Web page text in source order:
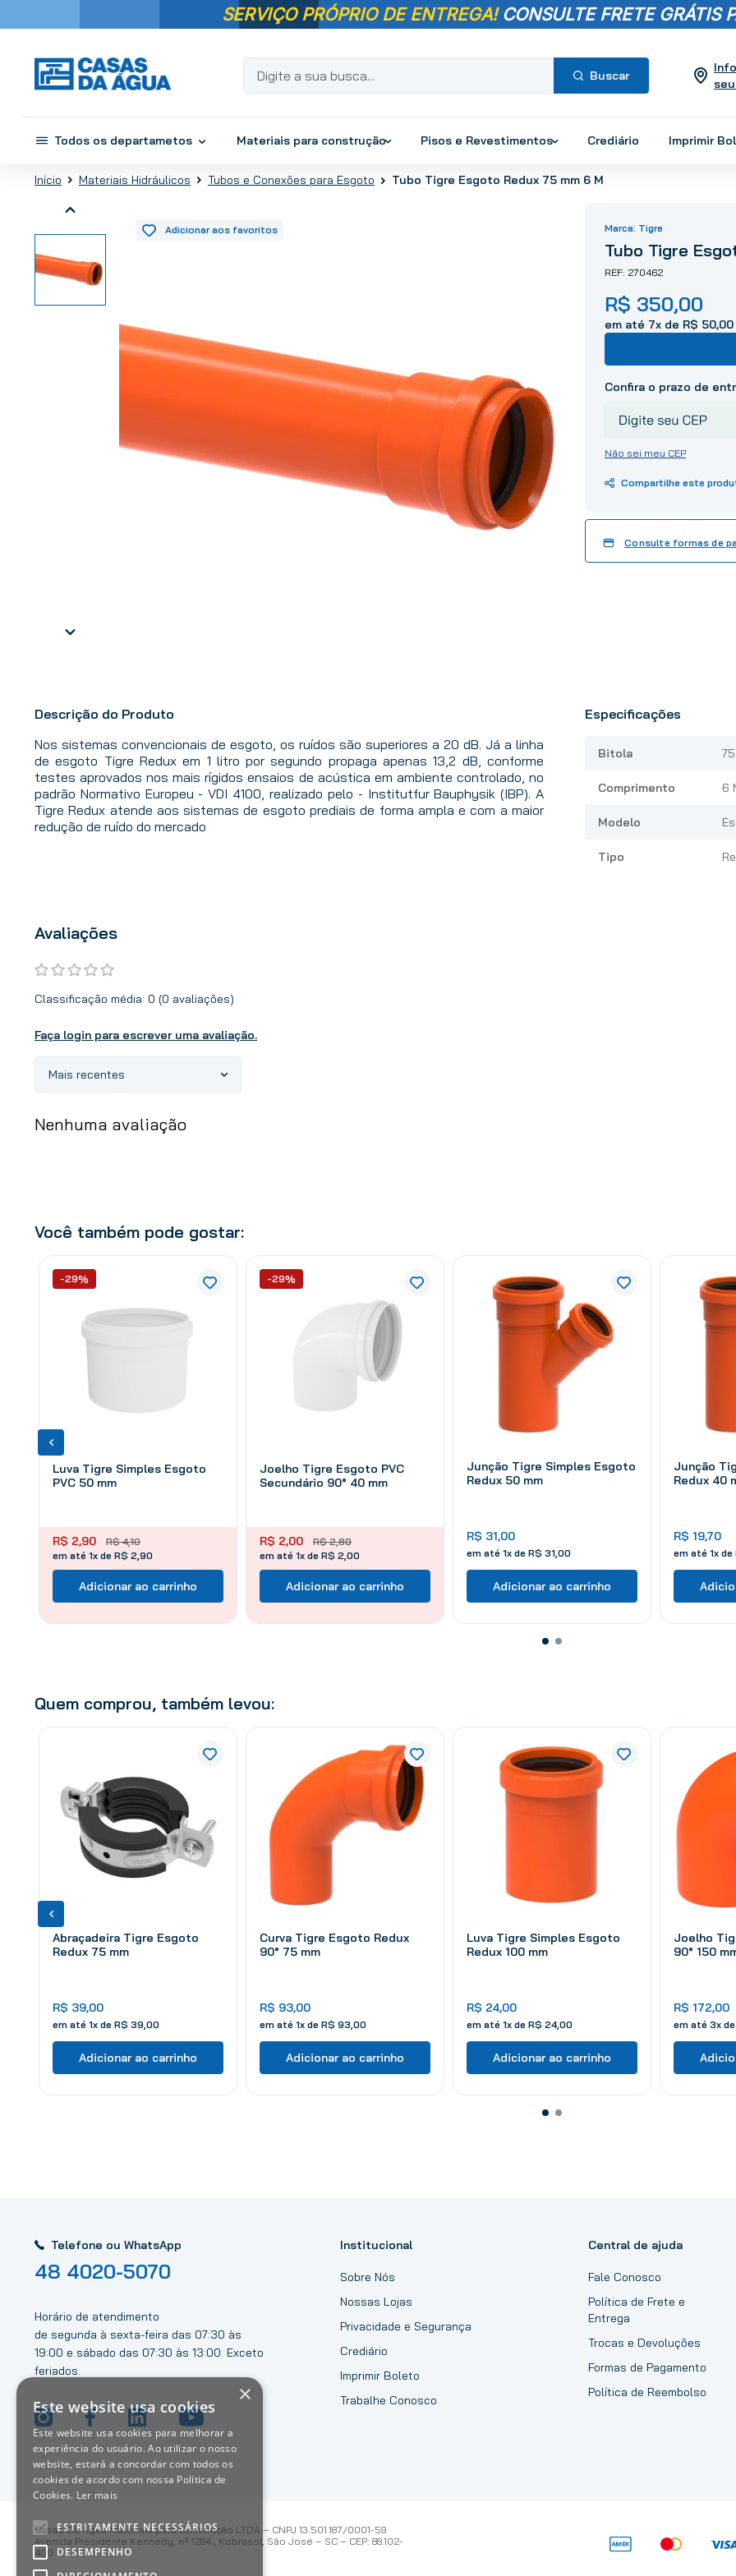
SERVIÇO PRÓPRIO DE ENTREGA! CONSULTE FRETE GRÁTIS
Digite a sua busca...
Todos os departametos Materiais para construção Pisos e Revestimentos Crediário Imprimir
Materiais Hidráulicos Tubos e Conexões para Esgoto Tubo Tigre Esgoto Redux 75 mm 6 M
Tigre
Tubo Tigre
270462
R$ 350,00
em até 7x de R$ 50,00
Não sei meu CEP
Consulte formas de
Descrição do Produto
Nos sistemas convencionais de esgoto, os ruídos são superiores a 20 dB. Já a linha
de esgoto Tigre Redux em 1 litro por segundo propaga apenas 13,2 dB, conforme
testes aprovados nos mais rígidos ensaios de acústica em ambiente controlado, no
padrão Normativo Europeu - VDI 4100, realizado pelo - Institutfur Bauphysik (IBP). A
Tigre Redux atende aos sistemas de esgoto prediais de forma ampla e com a maior
redução de ruído do mercado
Especificações
Bitola
Comprimento 6
Modelo
Tipo
Avaliações
Classificação média: 0 (0 avaliações)
Faça login para escrever uma avaliação.
Mais recentes
Nenhuma avaliação
Você também pode gostar:
Luva Tigre Simples Esgoto
PVC 50 mm
R$ 4,10
R$ 2,90
em até 1x de R$ 2,90
-29%
Adicionar ao carrinho
Joelho Tigre Esgoto PVC
Secundário 90° 40 mm
R$ 2,80
R$ 2,00
em até 1x de R$ 2,00
-29%
Adicionar ao carrinho
Junção Tigre Simples Esgoto
Redux 50 mm
R$ 31,00
em até 1x de R$ 31 00
Adicionar ao carrinho
Junção
Redux 40
R$ 19,70
em até 1x de
Quem comprou, também levou:
Abraçadeira Tigre Esgoto
Redux 75 mm
R$ 39,00
em até 1x de R$ 39 00
Adicionar ao carrinho
Curva Tigre Esgoto Redux
90° 75 mm
R$ 93,00
em até 1x de R$ 93 00
Adicionar ao carrinho
Luva Tigre Simples Esgoto
Redux 100 mm
R$ 24,00
em até 1x de R$ 24,00
Adicionar ao carrinho
Joelho
90° 150
R$ 172,00
em até 3x de
Telefone ou WhatsApp
48 4020-5070
Horário de atendimento
de segunda à sexta-feira das 07:30 às
19:00 e sábado das 07:30 às 13:00. Exceto
feriados.
Institucional
Sobre Nós
Nossas Lojas
Privacidade e Segurança
Crediário
Imprimir Boleto
Trabalhe Conosco
Central de ajuda
Fale Conosco
Política de Frete e
Entrega
Trocas e Devoluções
Formas de Pagamento
Política de Reembolso
Casas Da Água Materiais para Construção LTDA – CNPJ 13.501.187/0001-59
Avenida Presidente Kennedy, nº 1284 , Kobrasol, São José – SC – CEP: 88.102-
400
×
Este website usa cookies
Este website usa cookies para melhorar a
experiência do usuário. Ao utilizar o nosso
website, estará a concordar com todos os
cookies de acordo com nossa Política de
Cookies. Ler mais
ESTRITAMENTE NECESSÁRIOS
DESEMPENHO
Termos mais
2º
porcelanato
revestimento
vaso sanitário
chuveiro